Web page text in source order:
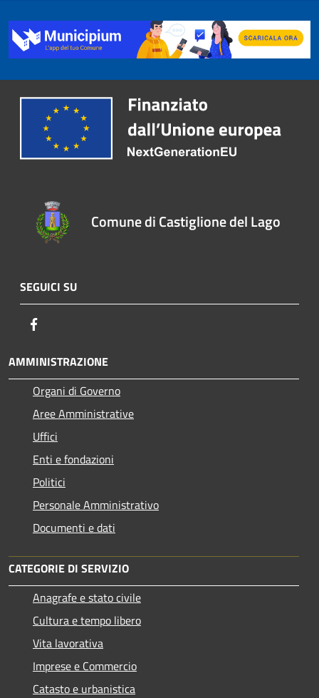
Comune di Castiglione del Lago
SEGUICI SU
AMMINISTRAZIONE
Organi di Governo
Aree Amministrative
Uffici
Enti e fondazioni
Politici
Personale Amministrativo
Documenti e dati
CATEGORIE DI SERVIZIO
Anagrafe e stato civile
Cultura e tempo libero
Vita lavorativa
Imprese e Commercio
Catasto e urbanistica